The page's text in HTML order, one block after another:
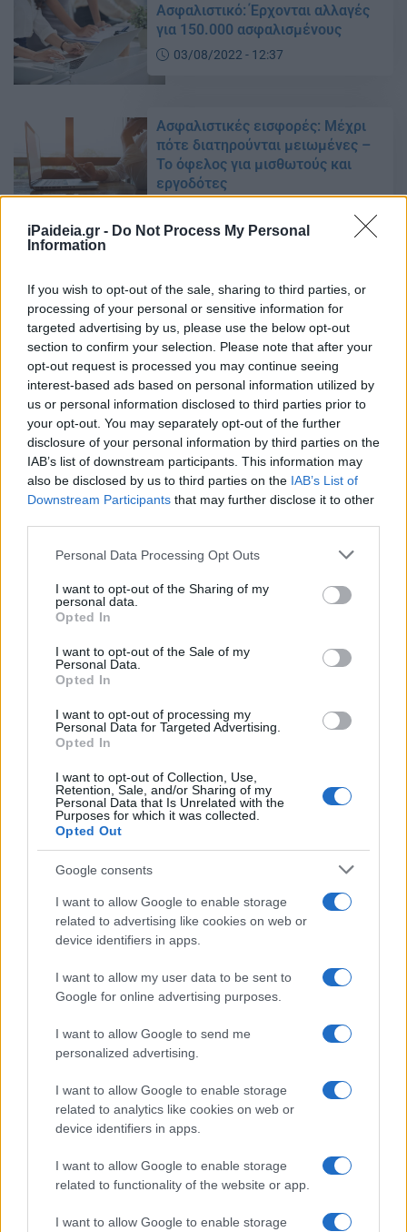
iPaideia.gr - Do Not Process My Personal
Information
If you wish to opt-out of the sale, sharing to third parties, or
processing of your personal or sensitive information for
targeted advertising by us, please use the below opt-out
section to confirm your selection. Please note that after your
opt-out request is processed you may continue seeing
interest-based ads based on personal information utilized by
us or personal information disclosed to third parties prior to
your opt-out. You may separately opt-out of the further
disclosure of your personal information by third parties on the
IAB’s list of downstream participants. This information may
also be disclosed by us to third parties on the IAB’s List of
Downstream Participants that may further disclose it to other
Please note that this website/app uses one or more Google
not limited to your visit or usage behaviour. You may click to
grant or deny consent to Google and its third-party tags to
use your data for below specified purposes in below Google
consent section.
Personal Data Processing Opt Outs
I want to opt-out of the Sharing of my
personal data.
Opted In
I want to opt-out of the Sale of my
Personal Data.
Opted In
I want to opt-out of processing my
Personal Data for Targeted Advertising.
Opted In
I want to opt-out of Collection, Use,
Retention, Sale, and/or Sharing of my
Personal Data that Is Unrelated with the
Purposes for which it was collected.
Opted Out
Google consents
I want to allow Google to enable storage
related to advertising like cookies on web or
device identifiers in apps.
I want to allow my user data to be sent to
Google for online advertising purposes.
I want to allow Google to send me
personalized advertising.
I want to allow Google to enable storage
related to analytics like cookies on web or
device identifiers in apps.
I want to allow Google to enable storage
related to functionality of the website or app.
I want to allow Google to enable storage
Ασφαλιστικό: Έρχονται αλλαγές
για 150.000 ασφαλισμένους
03/08/2022 - 12:37
Ασφαλιστικές εισφορές: Μέχρι
πότε διατηρούνται μειωμένες –
Το όφελος για μισθωτούς και
εργοδότες
ασφαλιστικό νομοσχέδιο
25/07/2021 - 19:15
Νέο ασφαλιστικό: Ποιούς
εργαζόμενους αφορά – Τι ισχύει
με τις επικουρικές
28/06/2021 - 13:50
Η ασφαλιστική μεταρρύθμιση για
τη νέα γενιά – Όσα πρέπει να
γνωρίζεται σε 15 ερωτήσεις και
απαντήσεις
Πισσαρίδη
Συντάξεις: Ποιοί βγαίνουν στη
Συντάξεις: Ο γρίφος με τις νέες
αιτήσεις για συνταξιοδότηση το
2021
06/01/2021 - 13:21
Εργασίας: Επιδόματα, εκκρεμείς
συντάξεις, ασφαλιστική
μεταρρύθμιση
Μεγάλες ανατροπές σε μισθούς,